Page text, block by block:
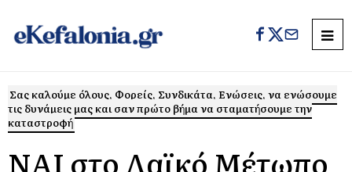
Σας καλούμε όλους, Φορείς, Συνδικάτα, Ενώσεις, να ενώσουμε
τις δυνάμεις μας και σαν πρώτο βήμα να σταματήσουμε την
καταστροφή
ΝΑΙ στο Λαϊκό Μέτωπο